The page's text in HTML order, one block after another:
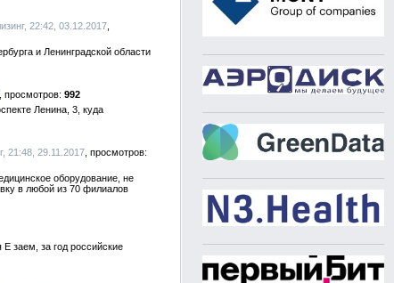
22:42, 03.12.2017
и Ленинградской области
992
Ленина, 3, куда
21:48, 29.11.2017
оборудование, не
в любой из 70 филиалов
заем, за год российские